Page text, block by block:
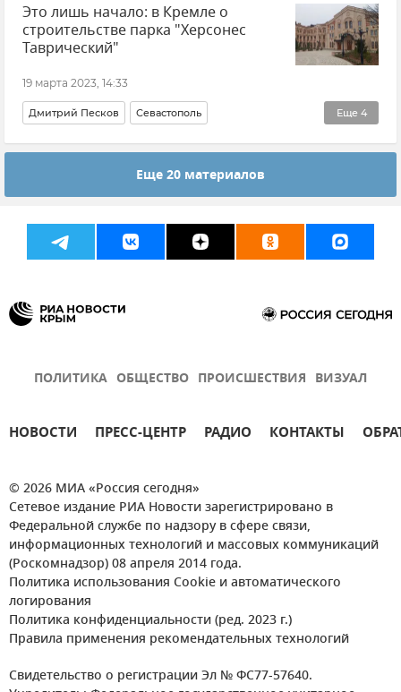
Вооруженные силы России
ВСУ (Вооруженные силы Украины)
Это лишь начало: в Кремле о
строительстве парка "Херсонес
Таврический"
19 марта 2023, 14:33
Еще 4
Дмитрий Песков Севастополь
Историко-археологический музей-заповедник "Херсонес Таврический"
Новости Общество
Еще 20 материалов
ПОЛИТИКА ОБЩЕСТВО ПРОИСШЕСТВИЯ ВИЗУАЛ
НОВОСТИ ПРЕСС-ЦЕНТР РАДИО КОНТАКТЫ
© 2026 МИА «Россия сегодня»
Сетевое издание РИА Новости зарегистрировано в
Федеральной службе по надзору в сфере связи,
информационных технологий и массовых коммуникаций
(Роскомнадзор) 08 апреля 2014 года.
Политика использования Cookie и автоматического
логирования
Политика конфиденциальности (ред. 2023 г.)
Правила применения рекомендательных технологий
Свидетельство о регистрации Эл № ФС77-57640.